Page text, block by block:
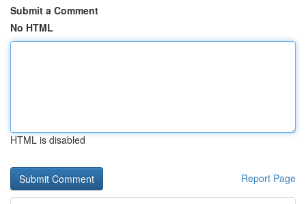
Submit a Comment
No HTML
HTML is disabled
Report Page